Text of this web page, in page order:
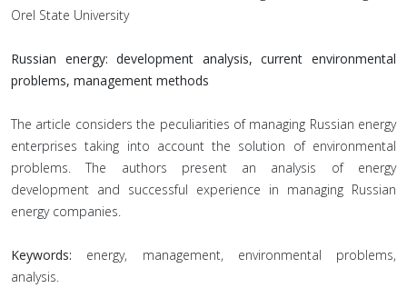
Orel State University
Russian energy: development analysis, current environmental
problems, management methods
The article considers the peculiarities of managing Russian energy
enterprises taking into account the solution of environmental
problems. The authors present an analysis of energy
development and successful experience in managing Russian
energy companies.
Keywords: energy, management, environmental problems,
analysis.